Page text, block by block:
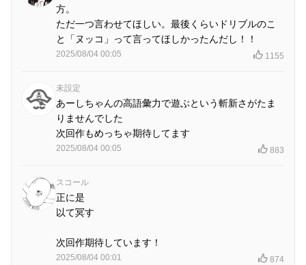
方。
ただ一つ言わせてほしい。最後くらいドリブルのこ
と「ヌッコ」って言ってほしかったんだし！！
2025/08/04 00:05 1155
未設定
あーしちゃんの高語彙力で遊ぶという斬新さがたま
りませんでした
次回作もめっちゃ期待してます
2025/08/04 00:05 883
スコール
正に是
以て冥す
次回作期待しています！
2025/08/04 00:01 874